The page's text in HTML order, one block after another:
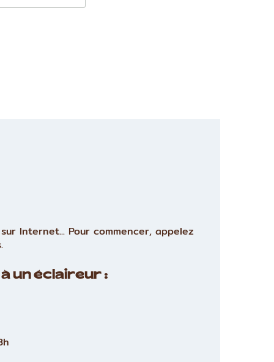
Internet... Pour commencer, appelez
un éclaireur :